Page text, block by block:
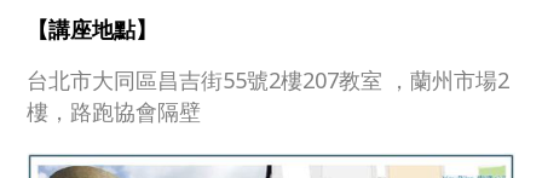
【講座地點】
台北市大同區昌吉街55號2樓207教室 ，蘭州市場2
樓，路跑協會隔壁